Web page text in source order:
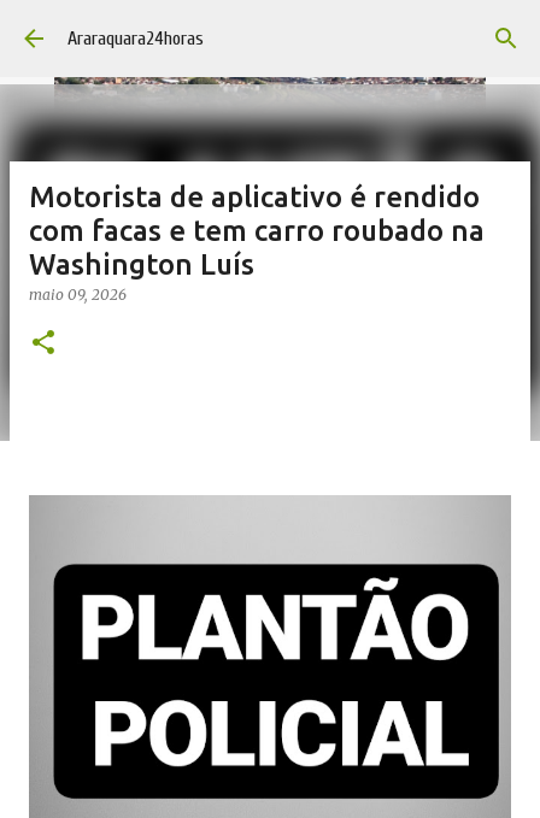
Pular para o conteúdo principal
Araraquara24horas
Motorista de aplicativo é rendido
com facas e tem carro roubado na
Washington Luís
maio 09, 2026